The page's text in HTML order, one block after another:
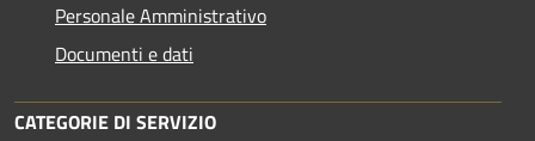
Personale Amministrativo
Documenti e dati
CATEGORIE DI SERVIZIO